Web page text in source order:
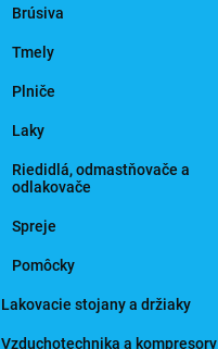
Brúsiva
Tmely
Plniče
Laky
Riedidlá, odmastňovače a
odlakovače
Spreje
Pomôcky
Lakovacie stojany a držiaky
Vzduchotechnika a kompresory